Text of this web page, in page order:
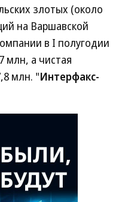
злотых (около
на Варшавской
в I полугодии
млн, а чистая
млн. "Интерфакс-